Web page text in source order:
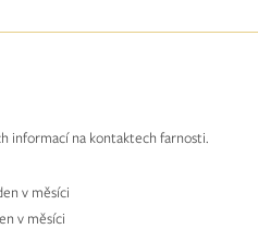
informací na kontaktech farnosti.
v měsíci
v měsíci